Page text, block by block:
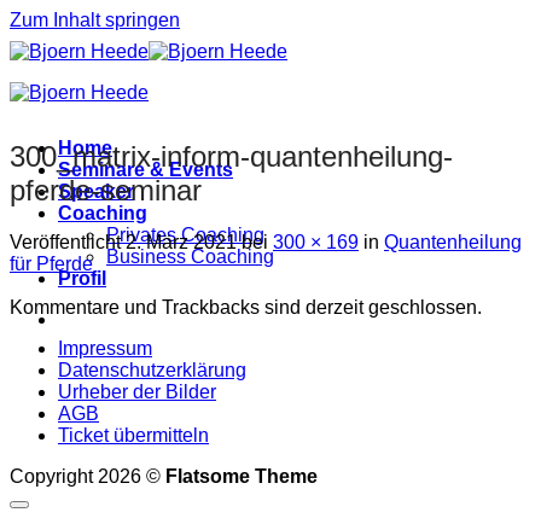
Zum Inhalt springen
Home
Seminare & Events
Speaker
Coaching
Privates Coaching
Business Coaching
Profil
300_matrix-inform-quantenheilung-
pferde-seminar
Veröffentlicht2. März 2021bei 300 × 169 in Quantenheilung
für Pferde
Kommentare und Trackbacks sind derzeit geschlossen.
Impressum
Datenschutzerklärung
Urheber der Bilder
AGB
Ticket übermitteln
Copyright 2026 © Flatsome Theme